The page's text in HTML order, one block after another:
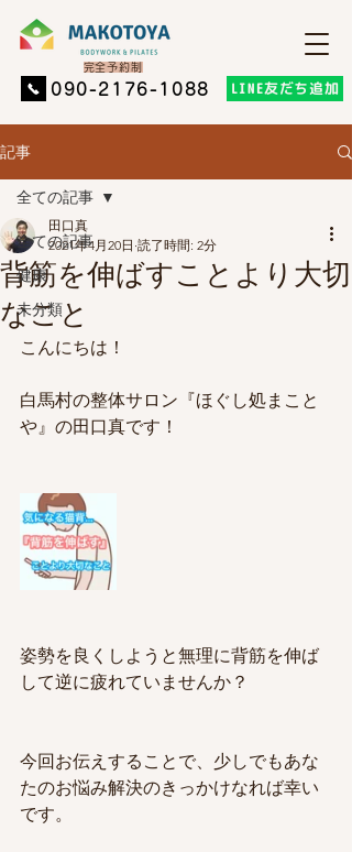
​完全予約制
​090-2176-1088 LINE友だち追加
記事
全ての記事
健康
未分類
全ての記事
背筋を伸ばすことより大切
なこと
田口真
2021年4月20日 読了時間: 2分
こんにちは！
白馬村の整体サロン『ほぐし処まこと
や』の田口真です！
姿勢を良くしようと無理に背筋を伸ば
して逆に疲れていませんか？
今回お伝えすることで、少しでもあな
たのお悩み解決のきっかけなれば幸い
です。